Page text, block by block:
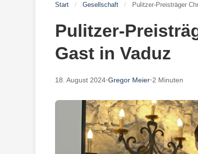
Start / Gesellschaft / Pulitzer-Preisträger
Pulitzer-
Gast in Vaduz
18. August 2024•Gregor Meier•2 Minuten